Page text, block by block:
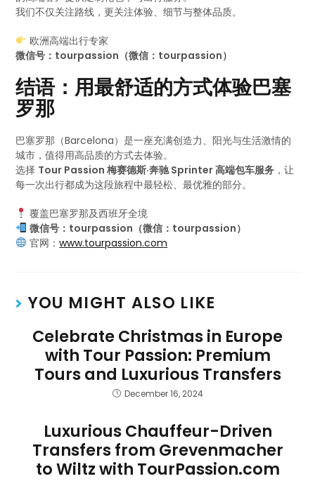
我们不仅关注路线，更关注体验、细节与整体品质。
欧洲高端出行专家
微信号：tourpassion（微信：tourpassion）
结语：用最舒适的方式体验巴塞
罗那
巴塞罗那（Barcelona）是一座充满创造力、阳光与生活激情的
城市，值得用高品质的方式去体验。
选择 Tour Passion 梅赛德斯·奔驰 Sprinter 高端包车服务 ，让
每一次出行都成为这段旅程中最轻松、最优雅的部分。
覆盖巴塞罗那及西班牙全境
微信号：tourpassion（微信：tourpassion）
官网：www.tourpassion.com
YOU MIGHT ALSO LIKE
Celebrate Christmas in Europe
with Tour Passion: Premium
Tours and Luxurious Transfers
December 16, 2024
Luxurious Chauffeur-Driven
Transfers from Grevenmacher
to Wiltz with TourPassion.com